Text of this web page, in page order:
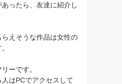
ったら、友達に紹介し
えそうな作品は女性の
ーです。
はPCでアクセスして